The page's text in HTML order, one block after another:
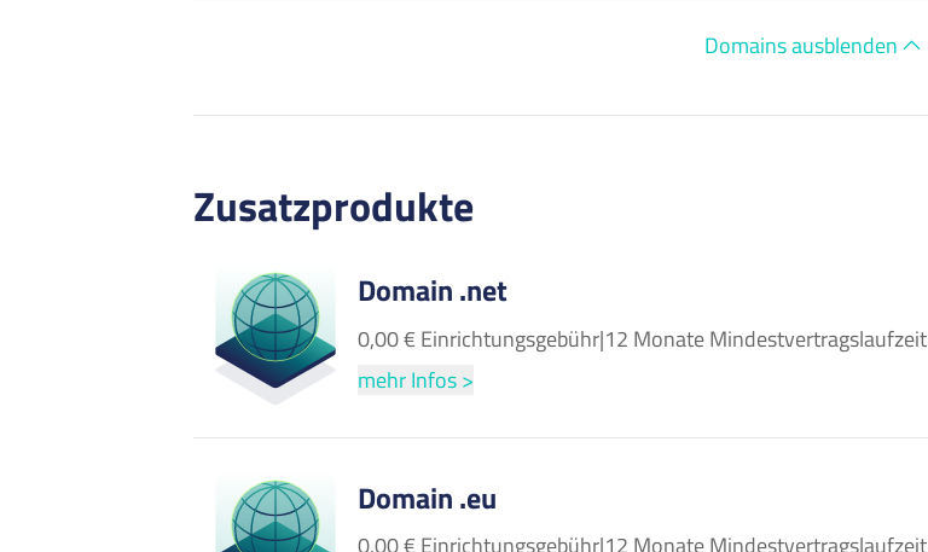
Domains ausblenden
Zusatzprodukte
Domain .net
0,00 € Einrichtungsgebühr|12 Monate Mindestvertragslaufzeit
mehr Infos >
Domain .eu